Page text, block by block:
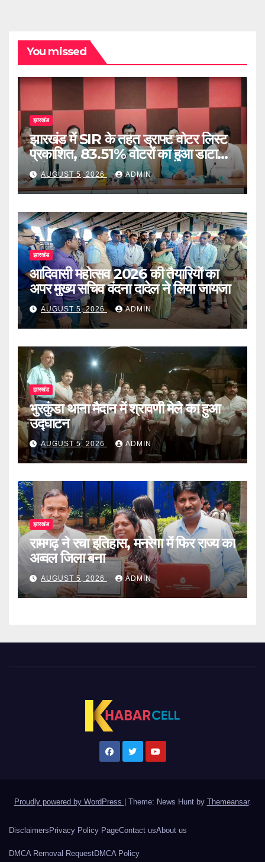
You missed
झारखंड
झारखंड में SIR के तहत ड्राफ्ट वोटर लिस्ट
प्रकाशित, 83.51% वोटरों का हुआ डाटा
डिजिटाइज
AUGUST 5, 2026 ADMIN
झारखंड
आदिवासी महोत्सव 2026 की तैयारियों का
अपर मुख्य सचिव वंदना दादेल ने लिया जायजा
AUGUST 5, 2026 ADMIN
झारखंड
भुरकुंडा थाना मैदान में श्रावणी मेले का हुआ
उद्घाटन
AUGUST 5, 2026 ADMIN
झारखंड
रामगढ़ ने रचा इतिहास, मनरेगा में फिर राज्य का
अव्वल जिला बना
AUGUST 5, 2026 ADMIN
Proudly powered by WordPress | Theme: News Hunt by Themeansar.
Disclaimers Privacy Policy PageContact usAbout us
DMCA Removal RequestDMCA Policy